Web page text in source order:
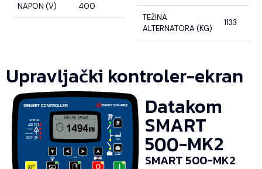
NAPON (V) 400
TEŽINA
ALTERNATORA (KG)
1133
Upravljački kontroler-ekran
Datakom
SMART
500-MK2
SMART 500-MK2